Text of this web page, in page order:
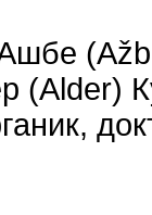
(Až
(Alder)